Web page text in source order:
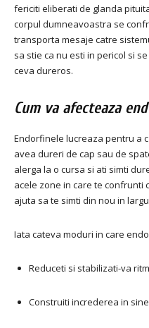
fericiti eliberati de glanda
corpul dumneavoastra se
transporta mesaje catre
sa stie ca nu esti in pericol si
ceva dureros.
Cum va afecteaza
Endorfinele lucreaza pentru a
avea dureri de cap sau de
alerga la o cursa si ati simti
acele zone in care te confrunti
ajuta sa te simti din nou in
Iata cateva moduri in care
Reduceti si stabilizati-va
Construiti increderea in